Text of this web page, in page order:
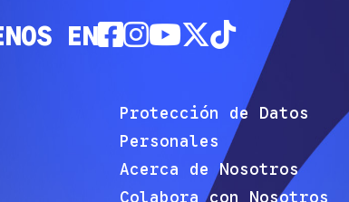
EN
Protección de Datos
Personales
Acerca de Nosotros
Colabora con Nosotros